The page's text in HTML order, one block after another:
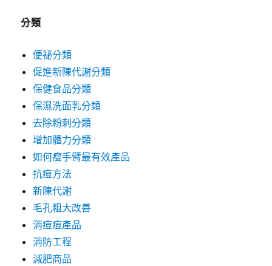
分類
便祕分類
促進新陳代謝分類
保健食品分類
保濕洗面乳分類
去除粉刺分類
增加體力分類
如何瘦手臂最有效產品
抗痘方法
新陳代謝
毛孔粗大改善
消痘痘產品
消防工程
減肥商品